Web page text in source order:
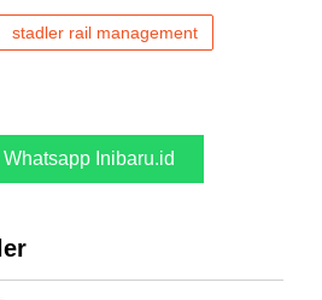
stadler rail management
Whatsapp Inibaru.id